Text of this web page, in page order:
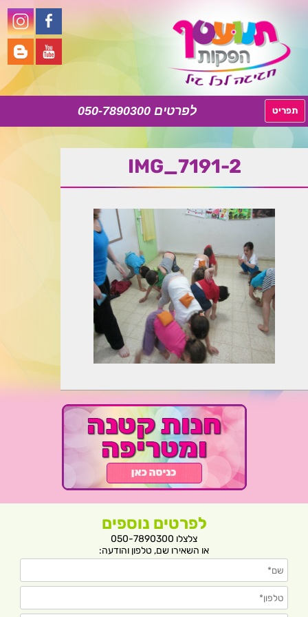
050-7890300 תפריט
לתוכן
IMG_7191-2
לפרטים נוספים
צלצלו 050-7890300
או השאירו שם, טלפון והודעה: